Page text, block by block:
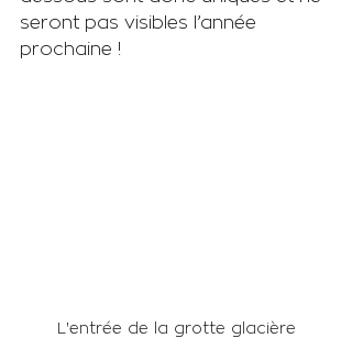
seront pas visibles l’année
prochaine !
L'entrée de la grotte glacière